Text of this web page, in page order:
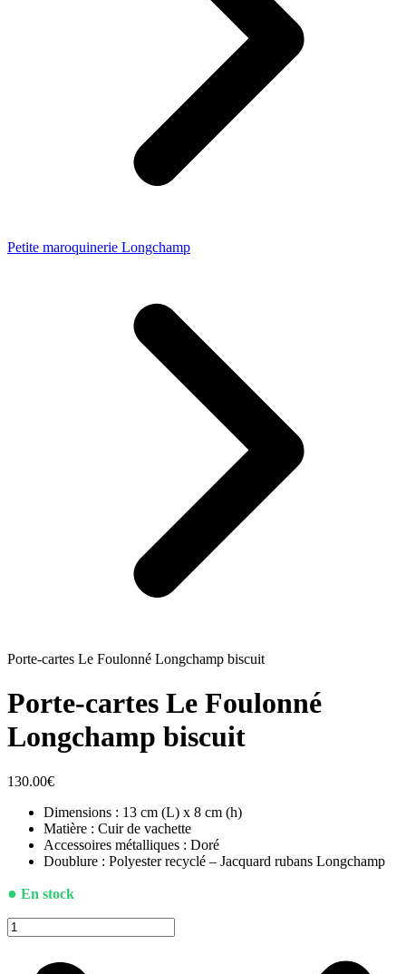
Petite maroquinerie Longchamp
Porte-cartes Le Foulonné Longchamp biscuit
Porte-cartes Le Foulonné
Longchamp biscuit
130.00€
Dimensions : 13 cm (L) x 8 cm (h)
Matière : Cuir de vachette
Accessoires métalliques : Doré
Doublure : Polyester recyclé – Jacquard rubans Longchamp
● En stock